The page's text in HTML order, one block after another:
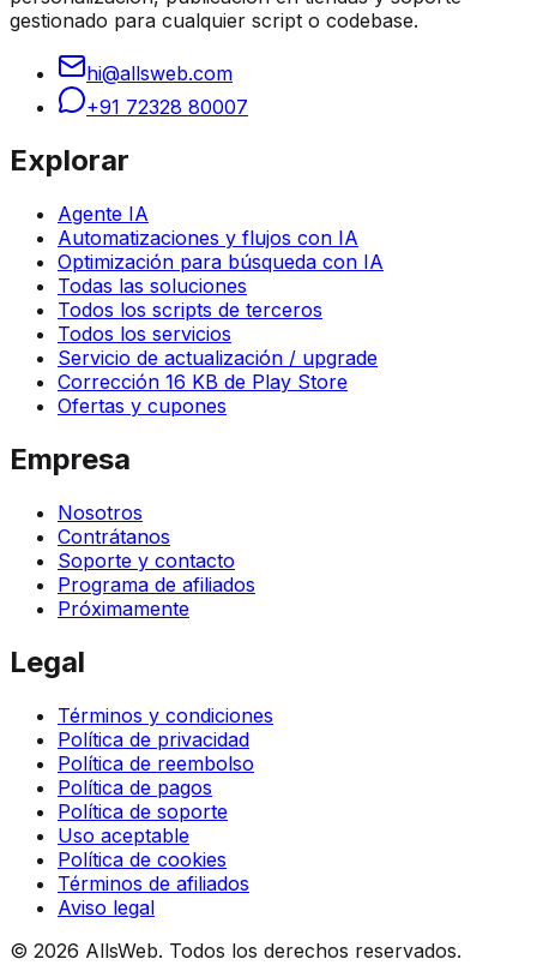
gestionado para cualquier script o codebase.
hi@allsweb.com
+91 72328 80007
Explorar
Agente IA
Automatizaciones y flujos con IA
Optimización para búsqueda con IA
Todas las soluciones
Todos los scripts de terceros
Todos los servicios
Servicio de actualización / upgrade
Corrección 16 KB de Play Store
Ofertas y cupones
Empresa
Nosotros
Contrátanos
Soporte y contacto
Programa de afiliados
Próximamente
Legal
Términos y condiciones
Política de privacidad
Política de reembolso
Política de pagos
Política de soporte
Uso aceptable
Política de cookies
Términos de afiliados
Aviso legal
© 2026 AllsWeb. Todos los derechos reservados.